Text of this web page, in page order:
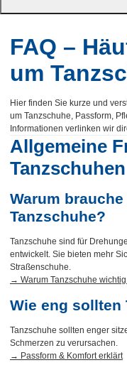
FAQ –
um
Hier finden Sie kurze und
um Tanzschuhe, Passform,
Informationen verlinken wir
Allgemeine
Tanzschuhen
Warum
Tanzschuhe?
Tanzschuhe sind für
entwickelt. Sie bieten mehr
Straßenschuhe.
→ Warum Tanzschuhe
Wie eng sollten
Tanzschuhe sollten enger
Schmerzen zu verursachen.
→ Passform & Komfort erklärt